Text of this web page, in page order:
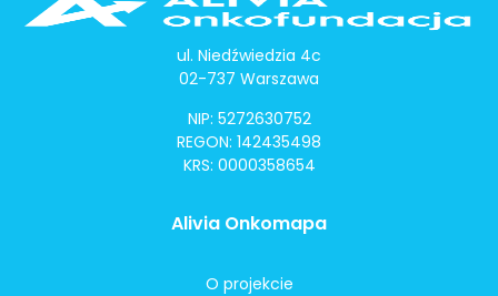
ul. Niedźwiedzia 4c
02-737 Warszawa
NIP: 5272630752
REGON: 142435498
KRS: 0000358654
Alivia Onkomapa
O projekcie